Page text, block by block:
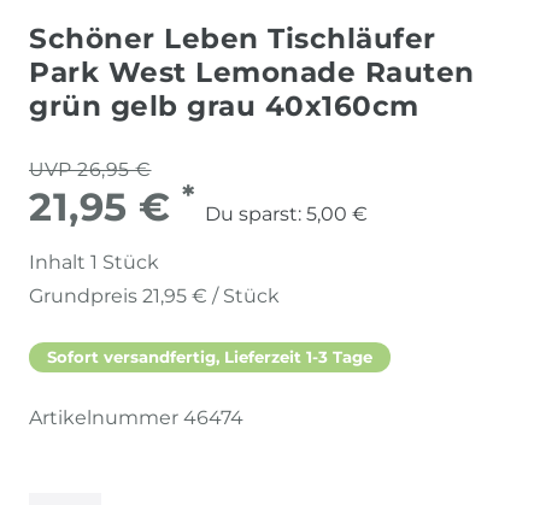
Schöner Leben Tischläufer
Park West Lemonade Rauten
grün gelb grau 40x160cm
UVP 26,95 €
21,95 € *
Du sparst: 5,00 €
Inhalt 1 Stück
Grundpreis 21,95 € / Stück
Sofort versandfertig, Lieferzeit 1-3 Tage
Artikelnummer 46474